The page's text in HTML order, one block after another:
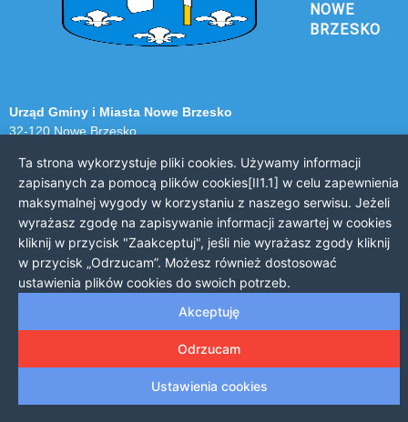
NOWE
BRZESKO
Urząd Gminy i Miasta Nowe Brzesko
32-120 Nowe Brzesko
KONTAKT Z URZĘDEM
Telefon: 12 385 20 94
Faks: 12 385 03 55
Email: sekretariat@nowe-brzesko.pl
GODZINY PRACY
Poniedziałek-Piątek: 7:30 - 15:30
Ta strona wykorzystuje pliki cookies. Używamy informacji
zapisanych za pomocą plików cookies[II1.1] w celu zapewnienia
maksymalnej wygody w korzystaniu z naszego serwisu. Jeżeli
wyrażasz zgodę na zapisywanie informacji zawartej w cookies
kliknij w przycisk "Zaakceptuj", jeśli nie wyrażasz zgody kliknij
w przycisk „Odrzucam”. Możesz również dostosować
ustawienia plików cookies do swoich potrzeb.
Akceptuję
Odrzucam
Ustawienia cookies